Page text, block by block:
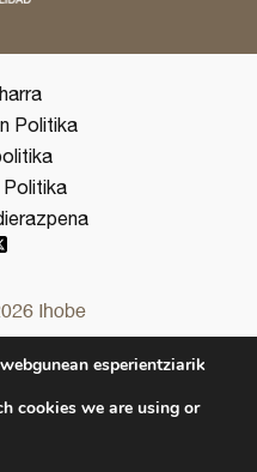
Politika
Politika
Ihobe
esperientziarik
cookies we are using or